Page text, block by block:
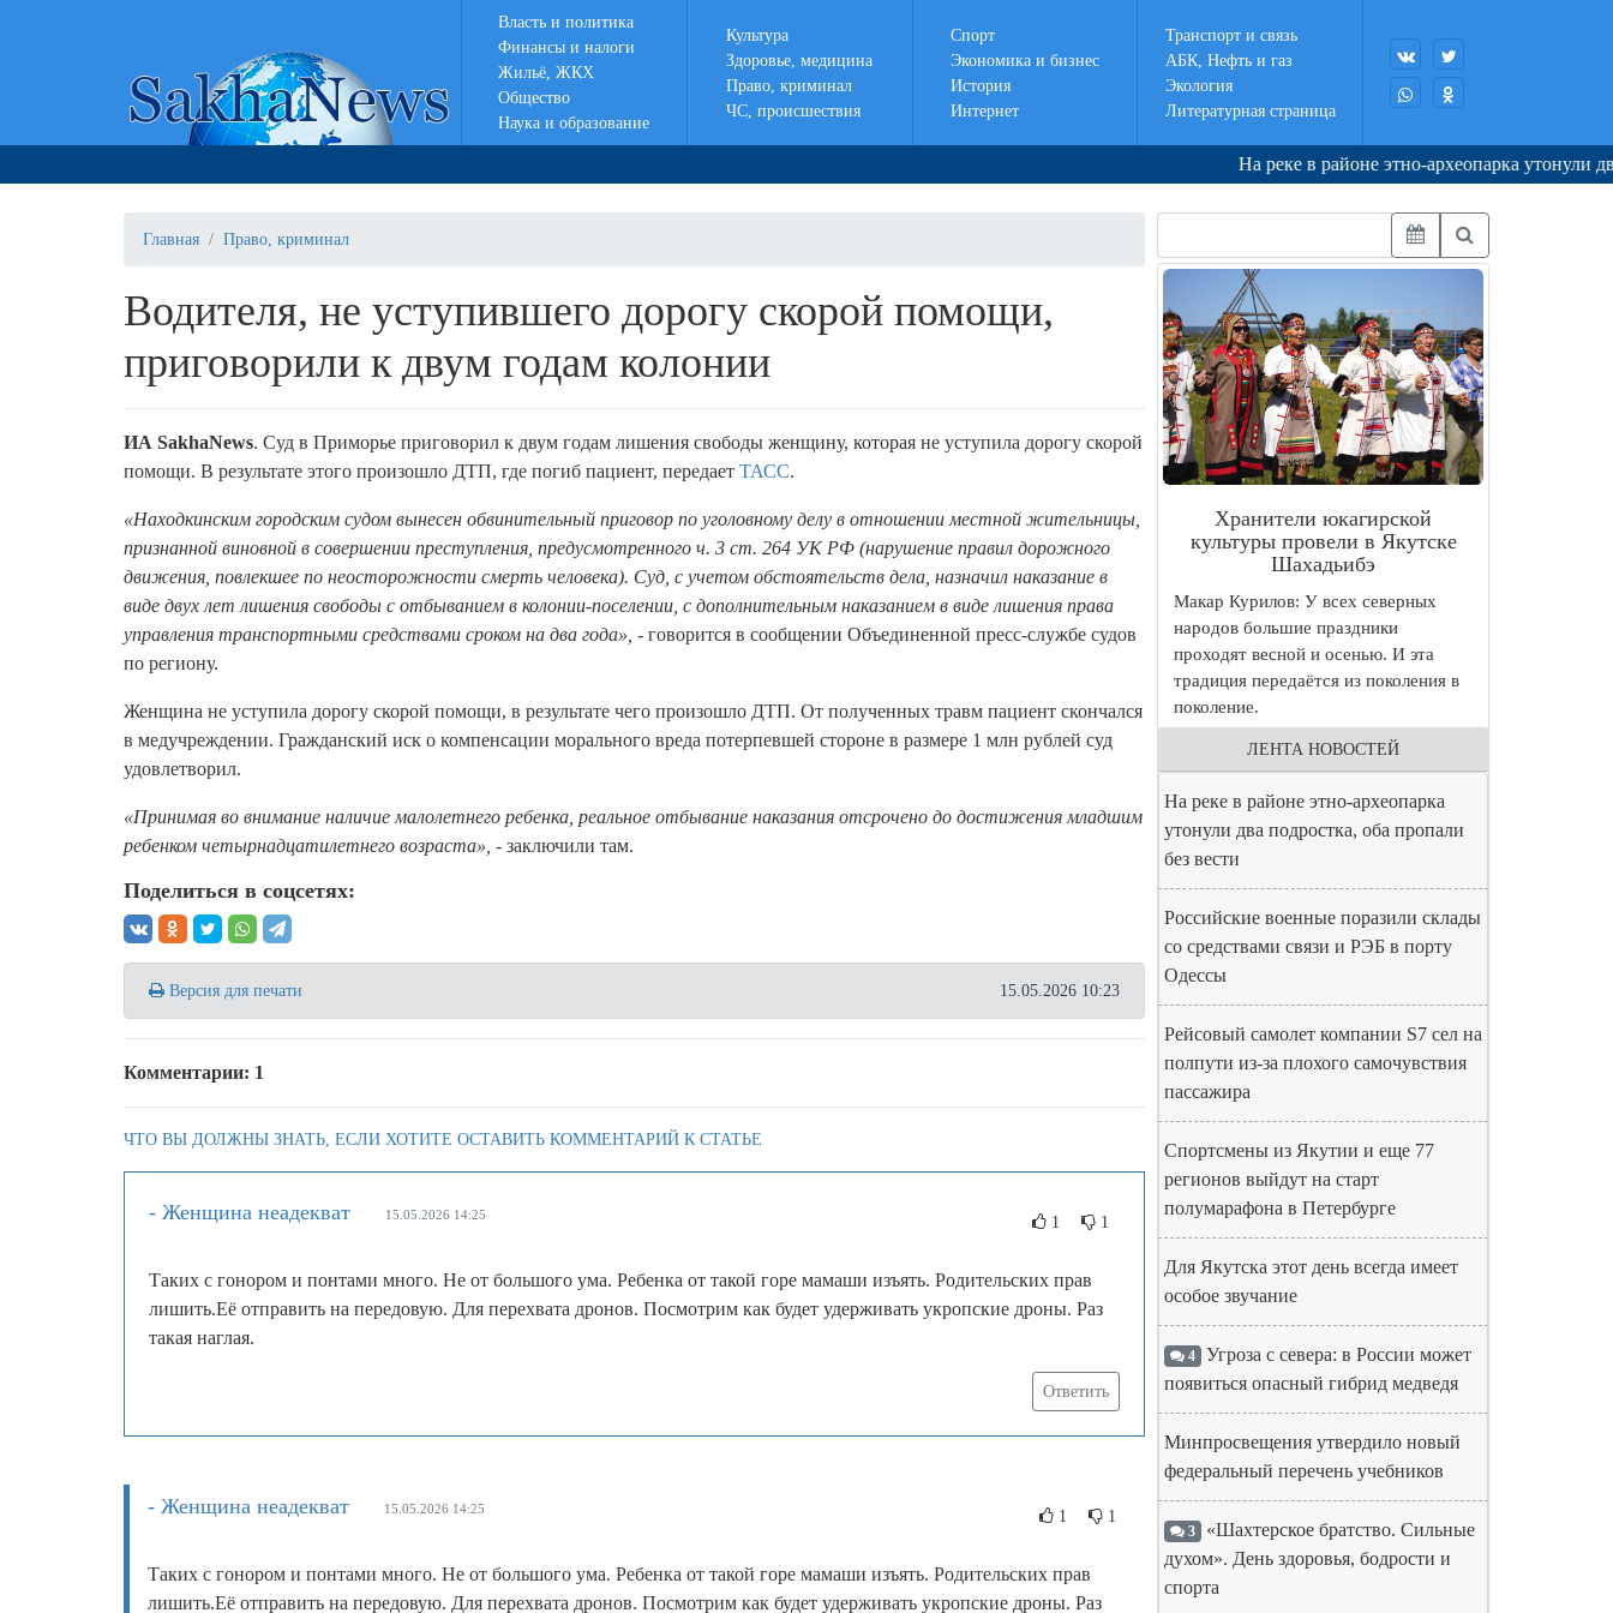
Власть и политика
Финансы и налоги
Жильё, ЖКХ
Общество
Наука и образование
Культура
Здоровье, медицина
Право, криминал
ЧС, происшествия
Спорт
Экономика и бизнес
История
Интернет
Транспорт и связь
АБК, Нефть и газ
Экология
Литературная страница
На реке в районе этно-археопарка утонули два
Главная Право, криминал
Водителя, не уступившего дорогу скорой помощи,
приговорили к двум годам колонии
ИА SakhaNews. Суд в Приморье приговорил к двум годам лишения свободы женщину, которая не уступила дорогу скорой
помощи. В результате этого произошло ДТП, где погиб пациент, передает ТАСС.
«Находкинским городским судом вынесен обвинительный приговор по уголовному делу в отношении местной жительницы,
признанной виновной в совершении преступления, предусмотренного ч. 3 ст. 264 УК РФ (нарушение правил дорожного
движения, повлекшее по неосторожности смерть человека). Суд, с учетом обстоятельств дела, назначил наказание в
виде двух лет лишения свободы с отбыванием в колонии-поселении, с дополнительным наказанием в виде лишения права
управления транспортными средствами сроком на два года», - говорится в сообщении Объединенной пресс-службе судов
по региону.
Женщина не уступила дорогу скорой помощи, в результате чего произошло ДТП. От полученных травм пациент скончался
в медучреждении. Гражданский иск о компенсации морального вреда потерпевшей стороне в размере 1 млн рублей суд
удовлетворил.
«Принимая во внимание наличие малолетнего ребенка, реальное отбывание наказания отсрочено до достижения младшим
ребенком четырнадцатилетнего возраста», - заключили там.
Поделиться в соцсетях:
Версия для печати 15.05.2026 10:23
Комментарии: 1
ЧТО ВЫ ДОЛЖНЫ ЗНАТЬ, ЕСЛИ ХОТИТЕ ОСТАВИТЬ КОММЕНТАРИЙ К СТАТЬЕ
- Женщина неадекват 15.05.2026 14:25 1 1
Таких с гонором и понтами много. Не от большого ума. Ребенка от такой горе мамаши изъять. Родительских прав
лишить.Её отправить на передовую. Для перехвата дронов. Посмотрим как будет удерживать укропские дроны. Раз
такая наглая.
Ответить
- Женщина неадекват 15.05.2026 14:25 1 1
Таких с гонором и понтами много. Не от большого ума. Ребенка от такой горе мамаши изъять. Родительских прав
лишить.Её отправить на передовую. Для перехвата дронов. Посмотрим как будет удерживать укропские дроны. Раз
Хранители юкагирской
культуры провели в Якутске
Шахадьибэ
Макар Курилов: У всех северных
народов большие праздники
проходят весной и осенью. И эта
традиция передаётся из поколения в
поколение.
ЛЕНТА НОВОСТЕЙ
На реке в районе этно-археопарка
утонули два подростка, оба пропали
без вести
Российские военные поразили склады
со средствами связи и РЭБ в порту
Одессы
Рейсовый самолет компании S7 сел на
полпути из-за плохого самочувствия
пассажира
Спортсмены из Якутии и еще 77
регионов выйдут на старт
полумарафона в Петербурге
Для Якутска этот день всегда имеет
особое звучание
4 Угроза с севера: в России может
появиться опасный гибрид медведя
Минпросвещения утвердило новый
федеральный перечень учебников
3 «Шахтерское братство. Сильные
духом». День здоровья, бодрости и
спорта